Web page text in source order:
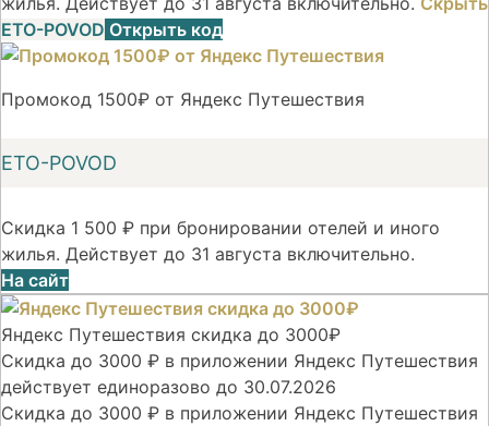
ETO-POVOD Открыть код
Промокод 1500₽ от Яндекс Путешествия
ETO-POVOD
Скидка 1 500 ₽ при бронировании отелей и иного
жилья. Действует до 31 августа включительно.
На сайт
Яндекс Путешествия скидка до 3000₽
Скидка до 3000 ₽ в приложении Яндекс Путешествия
действует единоразово до 30.07.2026
Скидка до 3000 ₽ в приложении Яндекс Путешествия